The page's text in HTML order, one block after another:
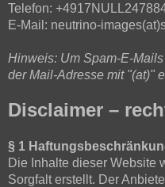
Telefon:
E-Mail: neutrino-
Hinweis: Um Spam-E-
der Mail-Adresse mit "(at)"
Disclaimer –
§ 1
Die Inhalte dieser Website
Sorgfalt erstellt. Der